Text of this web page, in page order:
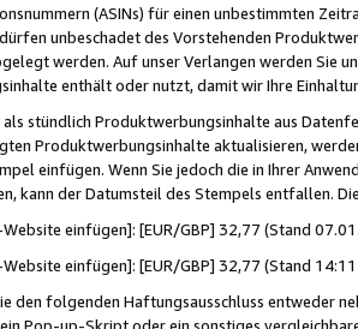
(ASINs) für einen unbestimmten
unbeschadet des Vorstehenden
werden. Auf unser Verlangen werden Sie
enthält oder nutzt, damit wir Ihre
als stündlich Produktwerbungsinhalte aus
Produktwerbungsinhalte aktualisieren,
einfügen. Wenn Sie jedoch die in Ihrer
kann der Datumsteil des Stempels entfallen.
Website einfügen]: [EUR/GBP] 32,77 (Stand
Website einfügen]: [EUR/GBP] 32,77 (Stand
den folgenden Haftungsausschluss entweder
Pop-up-Skript oder ein sonstiges